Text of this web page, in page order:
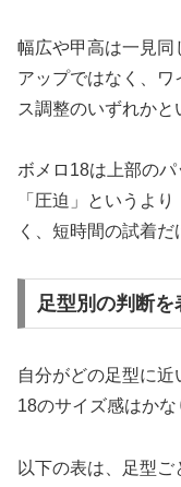
幅広や甲高は一見同
アップではなく、
ス調整のいずれかと
ボメロ18は上部の
「圧迫」というよ
く、短時間の試着だ
足型別の判断を
自分がどの足型に
18のサイズ感はかな
以下の表は、足型